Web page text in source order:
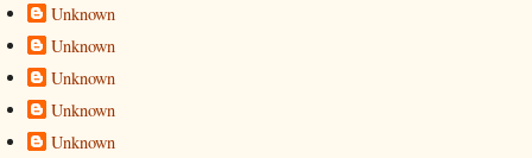
Unknown
Unknown
Unknown
Unknown
Unknown